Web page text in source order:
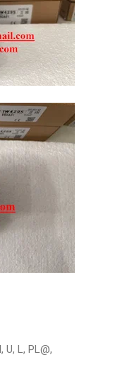
U, L, PL@,